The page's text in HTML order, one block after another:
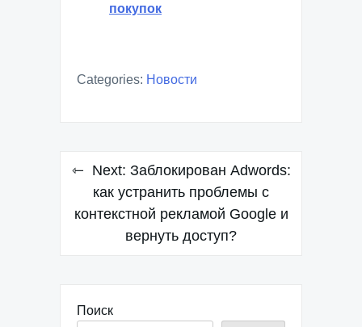
покупок
Categories: Новости
Навигация
записям
Next: Заблокирован Adwords:
как устранить проблемы с
контекстной рекламой Google и
вернуть доступ?
Поиск